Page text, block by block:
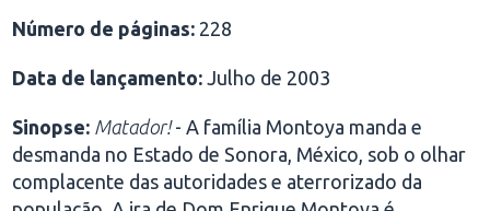
Número de páginas: 228
Data de lançamento: Julho de 2003
Sinopse: Matador!- A família Montoya manda e
desmanda no Estado de Sonora, México, sob o olhar
complacente das autoridades e aterrorizado da